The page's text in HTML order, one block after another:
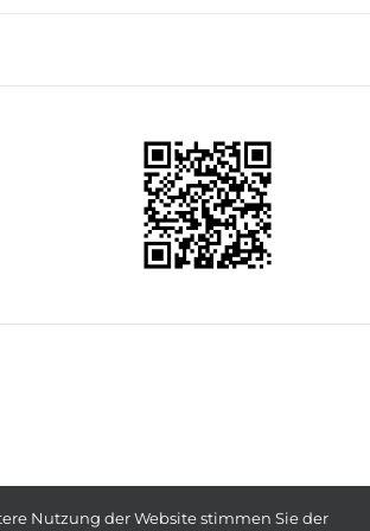
Nutzung der Website stimmen Sie der